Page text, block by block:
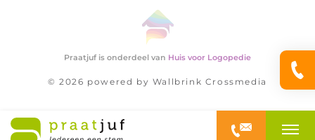
Praatjuf is onderdeel van Huis voor Logopedie
© 2026 powered by Wallbrink Crossmedia